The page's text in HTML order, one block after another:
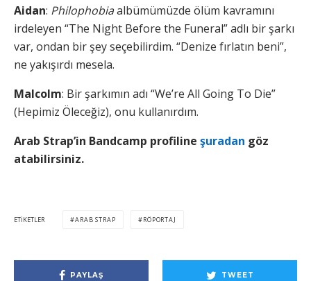
Aidan: Philophobiaalbümümüzde ölüm kavramını
irdeleyen “The Night Before the Funeral” adlı bir şarkı
var, ondan bir şey seçebilirdim. “Denize fırlatın beni”,
ne yakışırdı mesela.
Malcolm: Bir şarkımın adı “We’re All Going To Die”
(Hepimiz Öleceğiz), onu kullanırdım.
Arab Strap’in Bandcamp profiline şuradan göz
atabilirsiniz.
ETIKETLER ARAB STRAP RÖPORTAJ
PAYLAŞ TWEET